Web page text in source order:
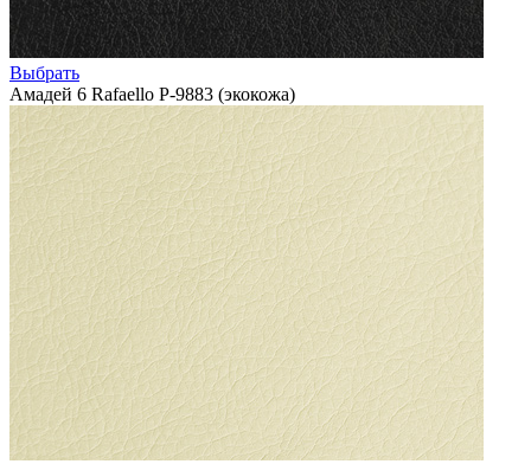
Выбрать
Амадей 6 Rafaello P-9883 (экокожа)